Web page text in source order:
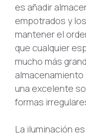
es añadir
empotrados y
mantener el
que cualquier
mucho más
una excelente
formas
La iluminación